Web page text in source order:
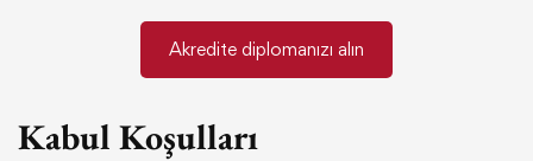
Akredite diplomanızı alın
Kabul Koşulları